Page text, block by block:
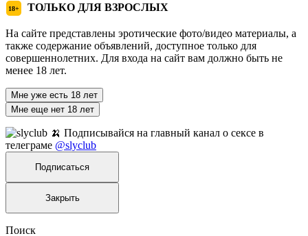
18+ ТОЛЬКО ДЛЯ ВЗРОСЛЫХ
На сайте представлены эротические фото/видео материалы, а
также содержание объявлений, доступное только для
совершеннолетних. Для входа на сайт вам должно быть не
менее 18 лет.
Мне уже есть 18 лет
Мне еще нет 18 лет
🍌 Подписывайся на главный канал о сексе в
телеграме @slyclub
Подписаться
Закрыть
Поиск